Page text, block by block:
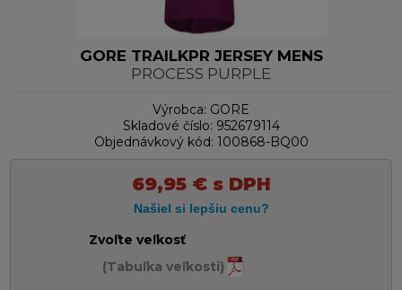
GORE TRAILKPR JERSEY MENS
PROCESS PURPLE
Výrobca: GORE
Skladové číslo: 952679114
Objednávkový kód: 100868-BQ00
69,95 €s DPH
Zvoľte veľkosť
(Tabuľka veľkosti)